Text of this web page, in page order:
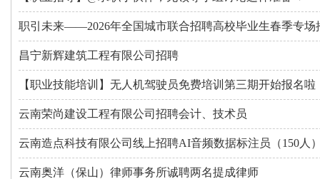
职引未来——2026年全国城市联合招聘高校毕业生春季专场
昌宁新辉建筑工程有限公司招聘
【职业技能培训】无人机驾驶员免费培训第三期开始报名啦
云南荣尚建设工程有限公司招聘会计、技术员
云南造点科技有限公司线上招聘AI音频数据标注员（150人
云南奥洋（保山）律师事务所诚聘两名提成律师